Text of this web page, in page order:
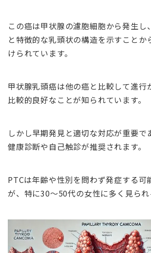
この癌は甲状腺の濾胞細胞から発生し
と特徴的な乳頭状の構造を示すことか
けられています。
甲状腺乳頭癌は他の癌と比較して進行
比較的良好なことが知られています。
しかし早期発見と適切な対応が重要で
健康診断や自己触診が推奨されます。
PTCは年齢や性別を問わず発症する可
が、特に30〜50代の女性に多く見られ